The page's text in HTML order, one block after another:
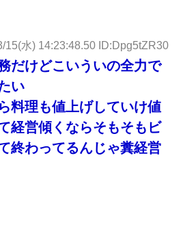
15(水) 14:23:48.50 ID:Dpg5tZR30
だけどこいういの全力で
い
料理も値上げしていけ値
経営傾くならそもそもビ
終わってるんじゃ糞経営